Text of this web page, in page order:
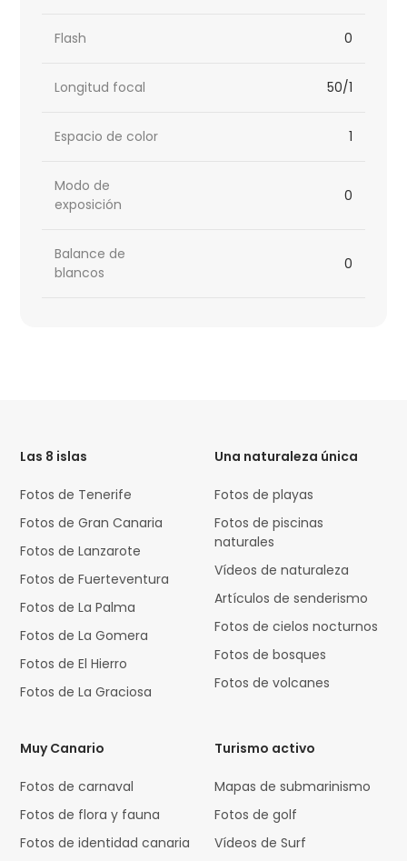
Flash 0
Longitud focal 50/1
Espacio de color 1
Modo de
exposición
0
Balance de
blancos
0
Las 8 islas
Fotos de Tenerife
Fotos de Gran Canaria
Fotos de Lanzarote
Fotos de Fuerteventura
Fotos de La Palma
Fotos de La Gomera
Fotos de El Hierro
Fotos de La Graciosa
Una naturaleza única
Fotos de playas
Fotos de piscinas
naturales
Vídeos de naturaleza
Artículos de senderismo
Fotos de cielos nocturnos
Fotos de bosques
Fotos de volcanes
Muy Canario
Fotos de carnaval
Fotos de flora y fauna
Fotos de identidad canaria
Turismo activo
Mapas de submarinismo
Fotos de golf
Vídeos de Surf